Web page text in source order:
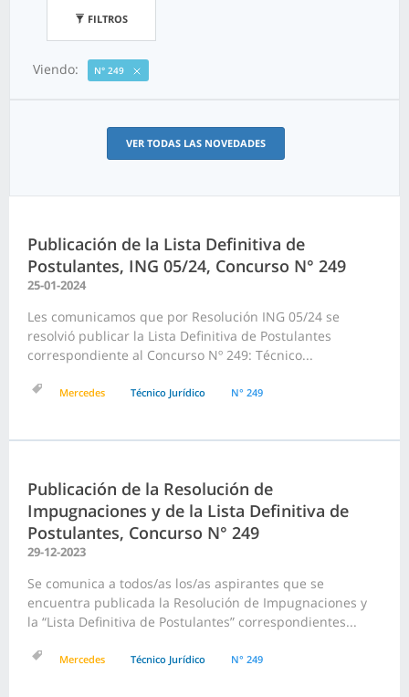
FILTROS
Viendo: N° 249
VER TODAS LAS NOVEDADES
Publicación de la Lista Definitiva de
Postulantes, ING 05/24, Concurso N° 249
25-01-2024
Les comunicamos que por Resolución ING 05/24 se
resolvió publicar la Lista Definitiva de Postulantes
correspondiente al Concurso Nº 249: Técnico...
Mercedes Técnico Jurídico N° 249
Publicación de la Resolución de
Impugnaciones y de la Lista Definitiva de
Postulantes, Concurso N° 249
29-12-2023
Se comunica a todos/as los/as aspirantes que se
encuentra publicada la Resolución de Impugnaciones y
la “Lista Definitiva de Postulantes” correspondientes...
Mercedes Técnico Jurídico N° 249